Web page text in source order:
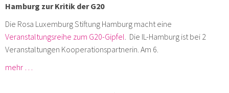
Hamburg zur Kritik der G20
Die Rosa Luxemburg Stiftung Hamburg macht eine
Veranstaltungsreihe zum G20-Gipfel . Die IL-Hamburg ist bei 2
Veranstaltungen Kooperationspartnerin. Am 6.
mehr …